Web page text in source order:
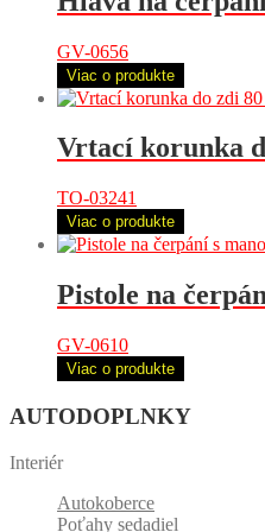
GV-0656
Viac o produkte
Vrtací korunka
TO-03241
Viac o produkte
Pistole na
GV-0610
Viac o produkte
AUTODOPLNKY
Interiér
Autokoberce
Poťahy sedadiel